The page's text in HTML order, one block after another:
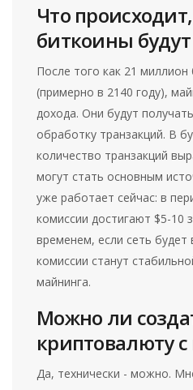
Что
биткоины
После того как 21
(примерно в 2140 году),
дохода. Они будут
обработку транзакций. В
количество транзакций
могут стать основным
уже работает сейчас: в
комиссии достигают $5-10
временем, если сеть будет
комиссии станут
майнинга.
Можно ли
криптовалюту с
Да, технически - можно.